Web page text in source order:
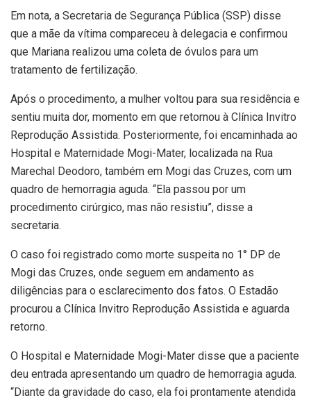
Em nota, a Secretaria de Segurança Pública (SSP) disse
que a mãe da vítima compareceu à delegacia e confirmou
que Mariana realizou uma coleta de óvulos para um
tratamento de fertilização.
Após o procedimento, a mulher voltou para sua residência e
sentiu muita dor, momento em que retornou à Clínica Invitro
Reprodução Assistida. Posteriormente, foi encaminhada ao
Hospital e Maternidade Mogi-Mater, localizada na Rua
Marechal Deodoro, também em Mogi das Cruzes, com um
quadro de hemorragia aguda. “Ela passou por um
procedimento cirúrgico, mas não resistiu”, disse a
secretaria.
O caso foi registrado como morte suspeita no 1° DP de
Mogi das Cruzes, onde seguem em andamento as
diligências para o esclarecimento dos fatos. O Estadão
procurou a Clínica Invitro Reprodução Assistida e aguarda
retorno.
O Hospital e Maternidade Mogi-Mater disse que a paciente
deu entrada apresentando um quadro de hemorragia aguda.
“Diante da gravidade do caso, ela foi prontamente atendida